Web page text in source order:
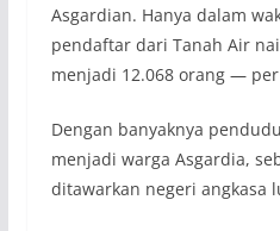
Asgardian. Hanya dalam
pendaftar dari Tanah Air
menjadi 12.068 orang — per
Dengan banyaknya
menjadi warga Asgardia,
ditawarkan negeri angkasa